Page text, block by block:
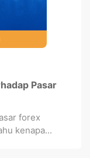
Pasar
forex
kenapa...